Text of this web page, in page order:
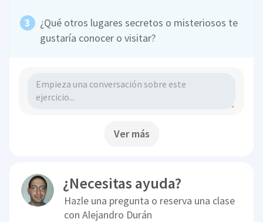
¿Qué otros lugares secretos o misteriosos te
gustaría conocer o visitar?
Ver más
¿Necesitas ayuda?
Hazle una pregunta o reserva una clase
conAlejandro Durán